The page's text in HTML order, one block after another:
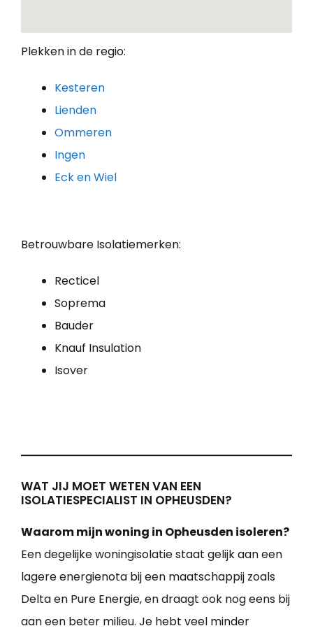
Plekken in de regio:
Kesteren
Lienden
Ommeren
Ingen
Eck en Wiel
Betrouwbare Isolatiemerken:
Recticel
Soprema
Bauder
Knauf Insulation
Isover
WAT JIJ MOET WETEN VAN EEN
ISOLATIESPECIALIST IN OPHEUSDEN?
Waarom mijn woning in Opheusden isoleren?
Een degelijke woningisolatie staat gelijk aan een
lagere energienota bij een maatschappij zoals
Delta en Pure Energie, en draagt ook nog eens bij
aan een beter milieu. Je hebt veel minder